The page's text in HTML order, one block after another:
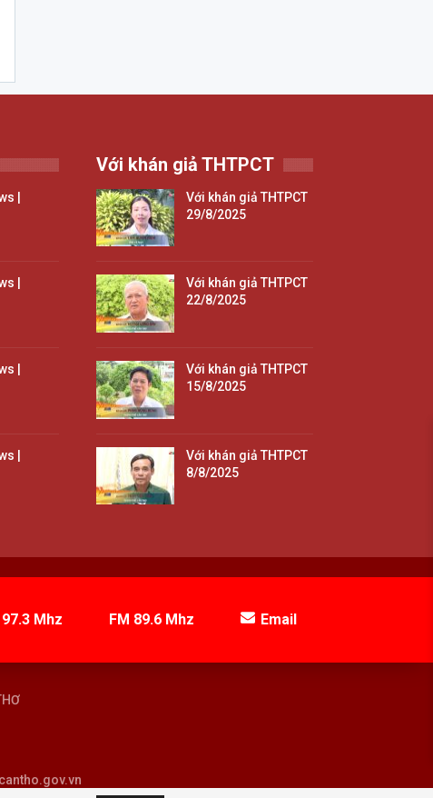
|
|
|
|
Với khán giả THTPCT
Với khán giả THTPCT
29/8/2025
Với khán giả THTPCT
22/8/2025
Với khán giả THTPCT
15/8/2025
Với khán giả THTPCT
8/8/2025
Mhz FM 89.6 Mhz Email